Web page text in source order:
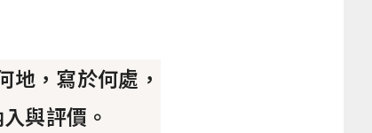
，寫於何處，
與評價。